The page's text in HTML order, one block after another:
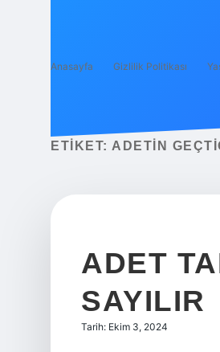
Anasayfa Gizlilik Politikası
ETIKET: ADETIN
ADET
SAYILIR
Tarih: Ekim 3, 2024